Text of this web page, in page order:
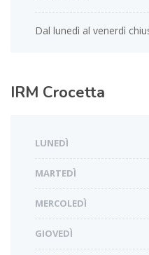
Dal lunedì al venerdì
IRM Crocetta
LUNEDÌ
MARTEDÌ
MERCOLEDÌ
GIOVEDÌ